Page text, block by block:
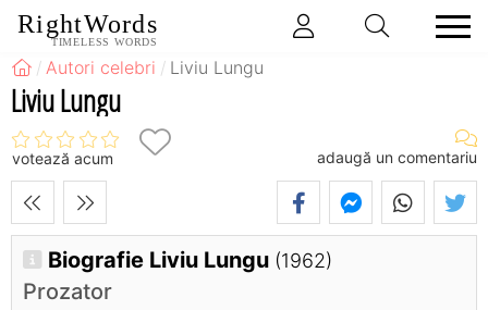
RightWords
TIMELESS WORDS
Autori celebri Liviu Lungu
Liviu Lungu
votează acum adaugă un comentariu
Biografie Liviu Lungu (1962)
Prozator